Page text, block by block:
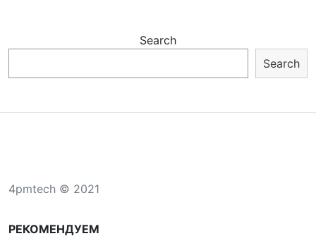
Search
Search
4pmtech © 2021
РЕКОМЕНДУЕМ